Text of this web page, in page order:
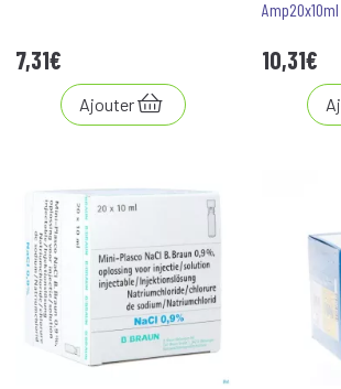
7,31€
Ajouter
Amp20x10ml
10,31€